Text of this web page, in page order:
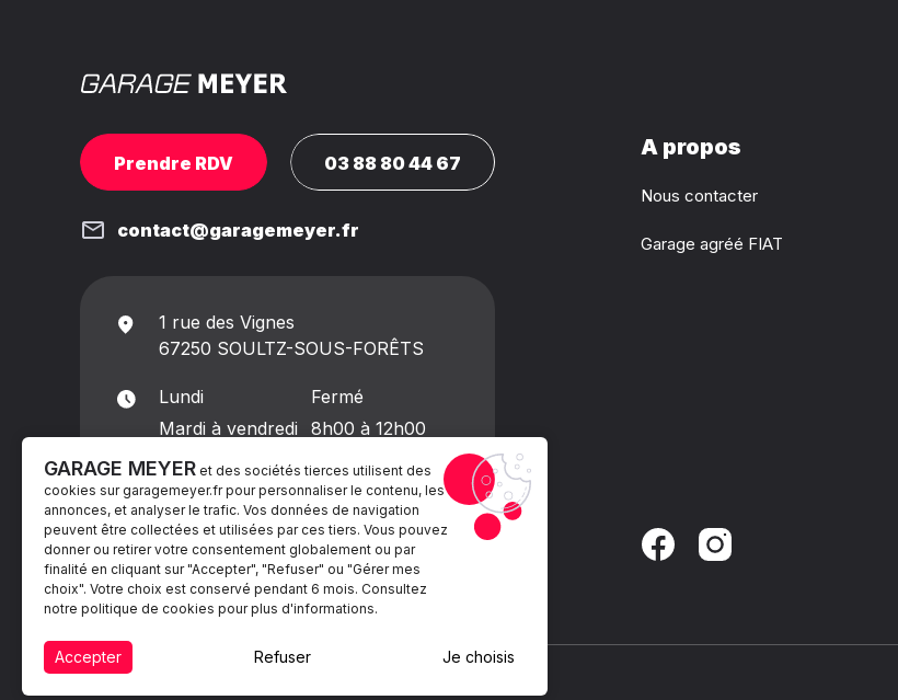
Prendre RDV 03 88 80 44 67
contact@garagemeyer.fr
1 rue des Vignes
67250 SOULTZ-SOUS-FORÊTS
Lundi
Fermé
Mardi à vendredi
8h00 à 12h00
Samedi
8h00 à 13h00
Dimanche
Fermé
A propos
Nous contacter
Garage agréé FIAT
GARAGE MEYER et des sociétés tierces utilisent des
cookies sur garagemeyer.frpour personnaliser le contenu, les
annonces, et analyser le trafic. Vos données de navigation
peuvent être collectées et utilisées par ces tiers. Vous pouvez
donner ou retirer votre consentement globalement ou par
finalité en cliquant sur "Accepter", "Refuser" ou "Gérer mes
choix". Votre choix est conservé pendant 6 mois. Consultez
notre politique de cookies pour plus d'informations.
Accepter Refuser Je choisis